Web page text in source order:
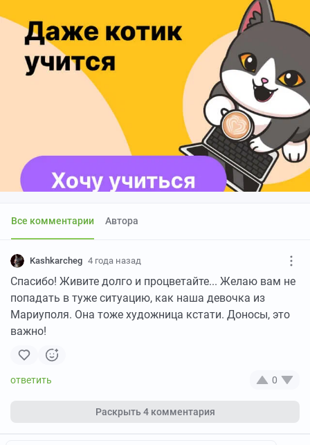
Все комментарии Автора
Kashkarcheg 4 года назад
Спасибо! Живите долго и процветайте... Желаю вам не
попадать в туже ситуацию, как наша девочка из
Мариуполя. Она тоже художница кстати. Доносы, это
важно!
0
Раскрыть4 комментария